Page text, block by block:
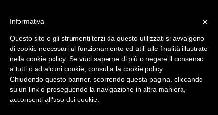
LOGIN
HOME
ESAME NORMALE
SEZIONI PARASTERNALI
ASSE LUNGO
×
Informativa
Questo sito o gli strumenti terzi da questo utilizzati si avvalgono
di cookie necessari al funzionamento ed utili alle finalità illustrate
nella cookie policy. Se vuoi saperne di più o negare il consenso
a tutti o ad alcuni cookie, consulta la cookie policy.
Chiudendo questo banner, scorrendo questa pagina, cliccando
su un link o proseguendo la navigazione in altra maniera,
acconsenti all’uso dei cookie.